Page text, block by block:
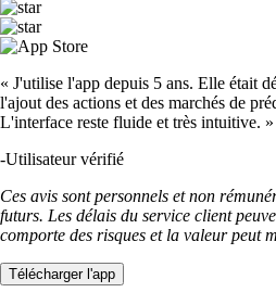
« J'utilise l'app depuis 5 ans. Elle était
l'ajout des actions et des marchés de
L'interface reste fluide et très intuitive. »
-Utilisateur vérifié
Ces avis sont personnels et non
futurs. Les délais du service client
comporte des risques et la valeur peut
Télécharger l'app